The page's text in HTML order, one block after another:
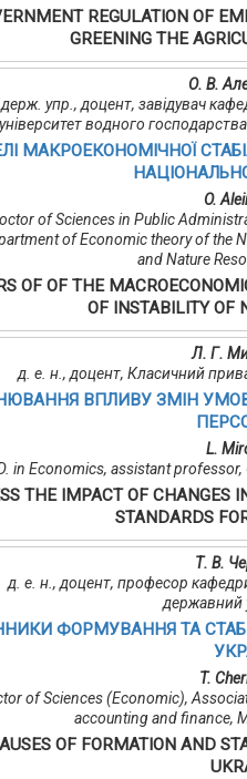
REGULATION OF
GREENING THE
О. В.
упр., доцент, завідувач
університет водного
МАКРОЕКОНОМІЧНОЇ
O.
of Sciences in Public
of Economic theory of the
and Nature
OF OF THE
OF INSTABILITY OF
Л. Г.
д. е. н., доцент, Класичний
ВПЛИВУ ЗМІН
L.
in Economics, assistant
THE IMPACT OF CHANGES
STANDARDS
Т. В.
д. е. н., доцент, професор
державний
ФОРМУВАННЯ ТА
T.
of Sciences (Economic),
accounting and finance,
OF FORMATION AND